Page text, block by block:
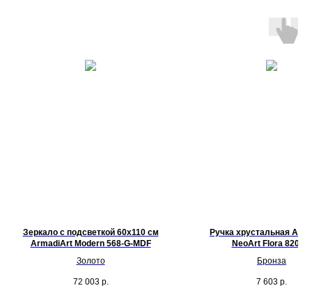
Зеркало с подсветкой 60х110 см
ArmadiArt Modern 568-G-MDF
Золото
72 003 р.
Ручка хрустальная
NeoArt Flora 820-Br
Бронза
7 603 р.